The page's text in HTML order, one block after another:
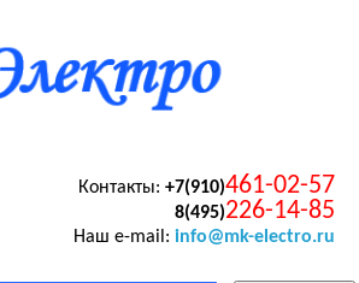
Контакты: +7(910)461-02-57
8(495)226-14-85
Наш e-mail: info@mk-electro.ru